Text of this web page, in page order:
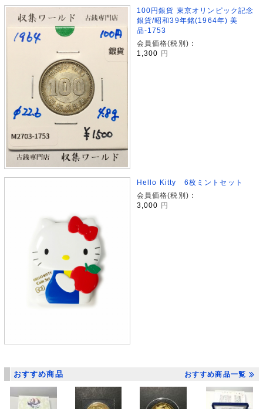
100円銀貨 東京オリンピック記念
銀貨/昭和39年銘(1964年) 美
品-1753
会員価格(税別)：
1,300
円
Hello Kitty 6枚ミントセット
会員価格(税別)：
3,000
円
おすすめ商品 おすすめ商品一覧